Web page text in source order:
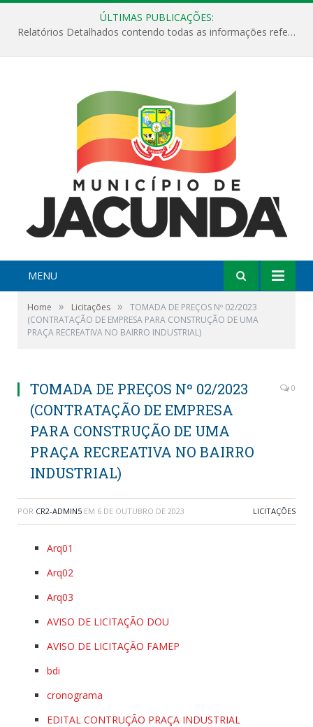
ÚLTIMAS PUBLICAÇÕES:
Relatórios Detalhados contendo todas as informações referentes a execução de recursos destinados ao fomento de projetos culturais no Município de Jacundá entre os anos de 2022 ao presente ano de 2026.
MENU
Home » Licitações »
TOMADA DE PREÇOS Nº 02/2023
(CONTRATAÇÃO DE EMPRESA PARA CONSTRUÇÃO DE UMA
PRAÇA RECREATIVA NO BAIRRO INDUSTRIAL)
TOMADA DE PREÇOS Nº 02/2023
(CONTRATAÇÃO DE EMPRESA
PARA CONSTRUÇÃO DE UMA
PRAÇA RECREATIVA NO BAIRRO
INDUSTRIAL)
0
POR CR2-ADMIN5 EM 6 DE OUTUBRO DE 2023 LICITAÇÕES
Arq01
Arq02
Arq03
AVISO DE LICITAÇÃO DOU
AVISO DE LICITAÇÃO FAMEP
bdi
cronograma
EDITAL CONTRUÇÃO PRAÇA INDUSTRIAL